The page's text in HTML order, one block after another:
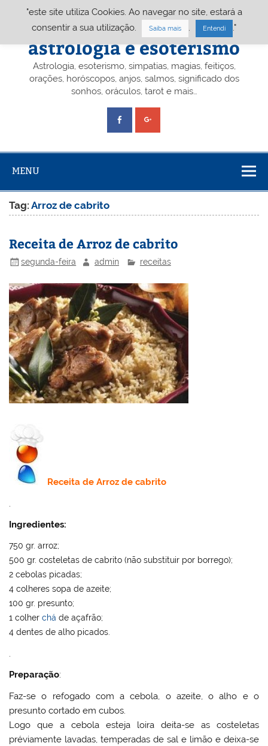
Portal A&E – Portal
astrologia e esoterismo
Astrologia, esoterismo, simpatias, magias, feitiços,
orações, horóscopos, anjos, salmos, significado dos
sonhos, oráculos, tarot e mais…
MENU
Tag:Arroz de cabrito
Receita de Arroz de cabrito
segunda-feira admin receitas
Receita deArroz de cabrito
Ingredientes:
750 gr. arroz;
500 gr. costeletas de cabrito (não substituir por borrego);
2 cebolas picadas;
4 colheres sopa de azeite;
100 gr. presunto;
1 colherchá de açafrão;
4 dentes de alho picados.
.
Preparação:
Faz-se o refogado com a cebola, o azeite, o alho e o
presunto cortado em cubos.
Logo que a cebola esteja loira deita-se as costeletas
préviamente lavadas, temperadas de sal e limão e deixa-se
"este site utiliza Cookies. Ao navegar no site, estará a
consentir a sua utilização.
Saiba mais Entendi ."